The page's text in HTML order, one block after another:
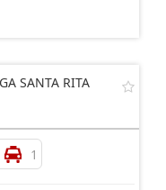
SANTA RITA
1